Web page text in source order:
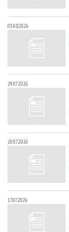
03.08.2026
29.07.2026
20.07.2026
17.07.2026